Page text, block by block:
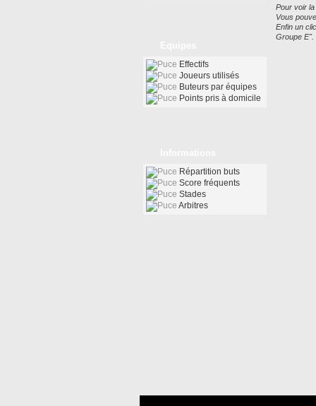
Pour voir
Vous
Enfin un
Groupe E".
Effectifs
Joueurs utilisés
Buteurs par équipes
Points pris à domicile
Répartition buts
Score fréquents
Stades
Arbitres